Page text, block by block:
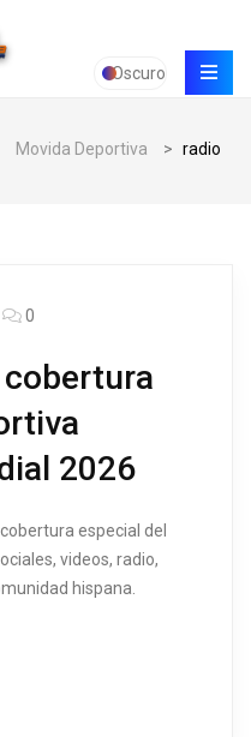
Oscuro
Movida Deportiva > radio
0
2026
especial del
videos, radio,
hispana.